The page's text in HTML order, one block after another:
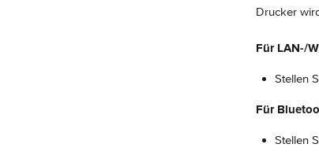
Drucker
Für LAN-/
Stellen
Für
Stellen